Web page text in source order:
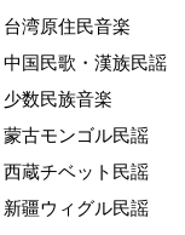
台湾原住民音楽
中国民歌・漢族民謡
少数民族音楽
蒙古モンゴル民謡
西蔵チベット民謡
新疆ウィグル民謡